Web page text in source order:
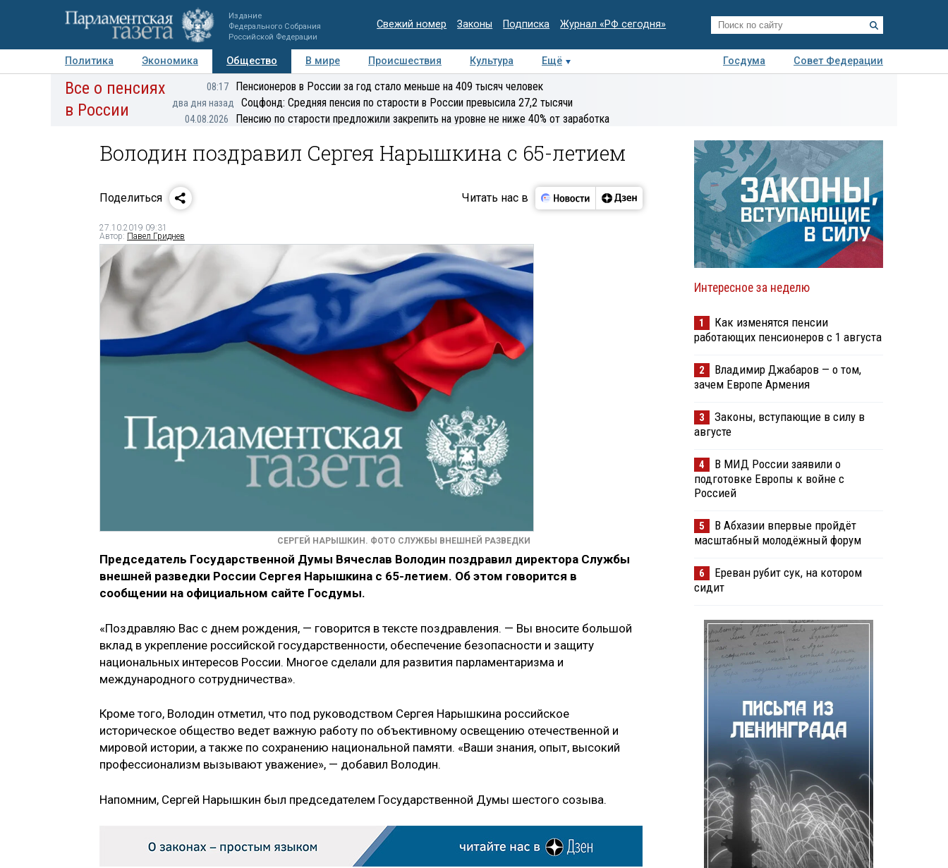
Издание
Федерального Собрания
Российской Федерации
Свежий номер Законы Подписка Журнал «РФ сегодня»
Политика Экономика Общество В мире Происшествия Культура Ещё Госдума
Совет Федерации
Авторы Персоны Мнения Регионы Медиацентр Интервью Колумнисты
Все о пенсиях
в России
08:17 Пенсионеров в России за год стало меньше на 409 тысяч человек
два дня назад Соцфонд: Средняя пенсия по старости в России превысила 27,2 тысячи
04.08.2026 Пенсию по старости предложили закрепить на уровне не ниже 40% от заработка
Володин поздравил Сергея Нарышкина с 65-летием
Поделиться Читать нас в
27.10.2019 09:31
Автор: Павел Гриднев
СЕРГЕЙ НАРЫШКИН. ФОТО СЛУЖБЫ ВНЕШНЕЙ РАЗВЕДКИ
Председатель Государственной Думы Вячеслав Володин поздравил директора Службы
внешней разведки России Сергея Нарышкина с 65-летием. Об этом говорится в
сообщении на официальном сайте Госдумы.
«Поздравляю Вас с днем рождения, — говорится в тексте поздравления. — Вы вносите большой
вклад в укрепление российской государственности, обеспечение безопасности и защиту
национальных интересов России. Многое сделали для развития парламентаризма и
международного сотрудничества».
Кроме того, Володин отметил, что под руководством Сергея Нарышкина российское
историческое общество ведет важную работу по объективному освещению отечественной и
мировой истории, а также по сохранению национальной памяти. «Ваши знания, опыт, высокий
профессионализм вызывают уважение», — добавил Володин.
Напомним, Сергей Нарышкин был председателем Государственной Думы шестого созыва.
Интересное за неделю
1
Как изменятся пенсии
работающих пенсионеров с 1 августа
2
Владимир Джабаров — о том,
зачем Европе Армения
3
Законы, вступающие в силу в
августе
4
В МИД России заявили о
подготовке Европы к войне с
Россией
5
В Абхазии впервые пройдёт
масштабный молодёжный форум
6
Ереван рубит сук, на котором
сидит